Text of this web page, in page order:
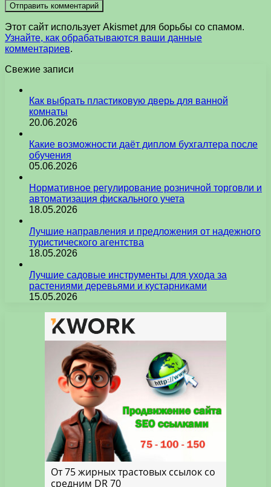
Этот сайт использует Akismet для борьбы со спамом.
Узнайте, как обрабатываются ваши данные
комментариев.
Свежие записи
Как выбрать пластиковую дверь для ванной
комнаты
20.06.2026
Какие возможности даёт диплом бухгалтера после
обучения
05.06.2026
Нормативное регулирование розничной торговли и
автоматизация фискального учета
18.05.2026
Лучшие направления и предложения от надежного
туристического агентства
18.05.2026
Лучшие садовые инструменты для ухода за
растениями деревьями и кустарниками
15.05.2026